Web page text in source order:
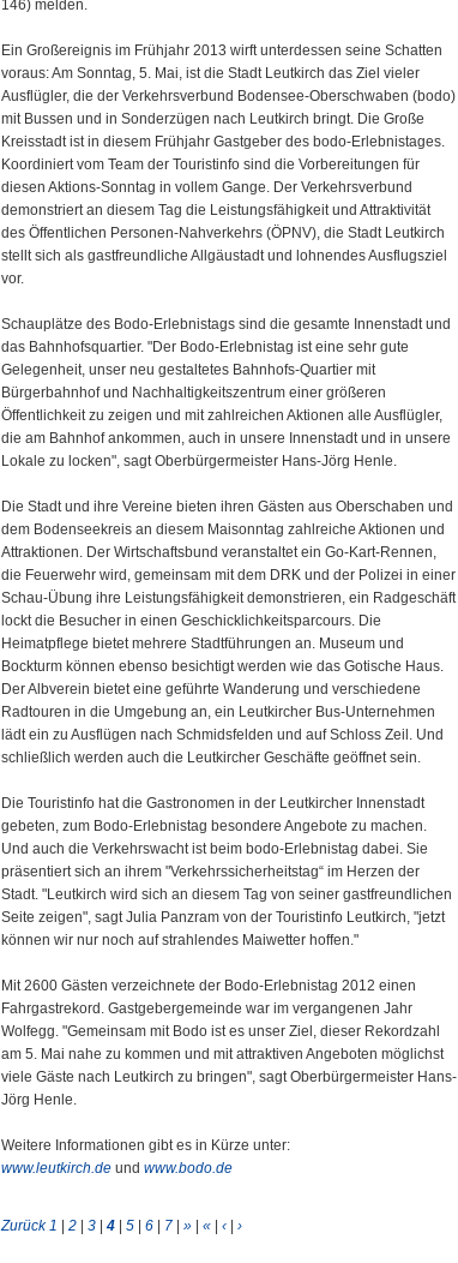
146) melden.
Ein Großereignis im Frühjahr 2013 wirft unterdessen seine Schatten
voraus: Am Sonntag, 5. Mai, ist die Stadt Leutkirch das Ziel vieler
Ausflügler, die der Verkehrsverbund Bodensee-Oberschwaben (bodo)
mit Bussen und in Sonderzügen nach Leutkirch bringt. Die Große
Kreisstadt ist in diesem Frühjahr Gastgeber des bodo-Erlebnistages.
Koordiniert vom Team der Touristinfo sind die Vorbereitungen für
diesen Aktions-Sonntag in vollem Gange. Der Verkehrsverbund
demonstriert an diesem Tag die Leistungsfähigkeit und Attraktivität
des Öffentlichen Personen-Nahverkehrs (ÖPNV), die Stadt Leutkirch
stellt sich als gastfreundliche Allgäustadt und lohnendes Ausflugsziel
vor.
Schauplätze des Bodo-Erlebnistags sind die gesamte Innenstadt und
das Bahnhofsquartier. "Der Bodo-Erlebnistag ist eine sehr gute
Gelegenheit, unser neu gestaltetes Bahnhofs-Quartier mit
Bürgerbahnhof und Nachhaltigkeitszentrum einer größeren
Öffentlichkeit zu zeigen und mit zahlreichen Aktionen alle Ausflügler,
die am Bahnhof ankommen, auch in unsere Innenstadt und in unsere
Lokale zu locken", sagt Oberbürgermeister Hans-Jörg Henle.
Die Stadt und ihre Vereine bieten ihren Gästen aus Oberschaben und
dem Bodenseekreis an diesem Maisonntag zahlreiche Aktionen und
Attraktionen. Der Wirtschaftsbund veranstaltet ein Go-Kart-Rennen,
die Feuerwehr wird, gemeinsam mit dem DRK und der Polizei in einer
Schau-Übung ihre Leistungsfähigkeit demonstrieren, ein Radgeschäft
lockt die Besucher in einen Geschicklichkeitsparcours. Die
Heimatpflege bietet mehrere Stadtführungen an. Museum und
Bockturm können ebenso besichtigt werden wie das Gotische Haus.
Der Albverein bietet eine geführte Wanderung und verschiedene
Radtouren in die Umgebung an, ein Leutkircher Bus-Unternehmen
lädt ein zu Ausflügen nach Schmidsfelden und auf Schloss Zeil. Und
schließlich werden auch die Leutkircher Geschäfte geöffnet sein.
Die Touristinfo hat die Gastronomen in der Leutkircher Innenstadt
gebeten, zum Bodo-Erlebnistag besondere Angebote zu machen.
Und auch die Verkehrswacht ist beim bodo-Erlebnistag dabei. Sie
präsentiert sich an ihrem "Verkehrssicherheitstag“ im Herzen der
Stadt. "Leutkirch wird sich an diesem Tag von seiner gastfreundlichen
Seite zeigen", sagt Julia Panzram von der Touristinfo Leutkirch, "jetzt
können wir nur noch auf strahlendes Maiwetter hoffen."
Mit 2600 Gästen verzeichnete der Bodo-Erlebnistag 2012 einen
Fahrgastrekord. Gastgebergemeinde war im vergangenen Jahr
Wolfegg. "Gemeinsam mit Bodo ist es unser Ziel, dieser Rekordzahl
am 5. Mai nahe zu kommen und mit attraktiven Angeboten möglichst
viele Gäste nach Leutkirch zu bringen", sagt Oberbürgermeister Hans-
Jörg Henle.
Weitere Informationen gibt es in Kürze unter:
www.leutkirch.de und www.bodo.de
Zurück 1 2 3 4 5 6 7 » « ‹ ›